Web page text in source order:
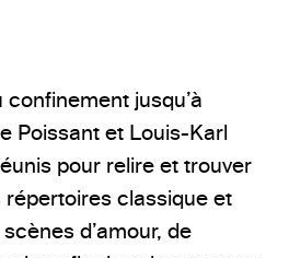
jusqu’à
Poissant et Louis-Karl
pour relire et trouver
classique et
d’amour, de